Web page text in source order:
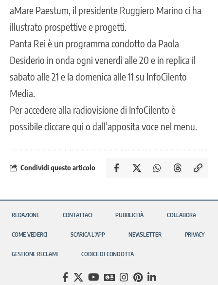
aMare Paestum, il presidente Ruggiero Marino ci ha
illustrato prospettive e progetti.
Panta Rei è un programma condotto da Paola
Desiderio in onda ogni venerdì alle 20 e in replica il
sabato alle 21 e la domenica alle 11 su InfoCilento
Media.
Per accedere alla radiovisione di InfoCilento è
possibilecliccare qui o dall’apposita voce nel menu.
Condividi questo articolo
REDAZIONE CONTATTACI PUBBLICITÀ COLLABORA
COME VEDERCI SCARICA L’APP NEWSLETTER PRIVACY
GESTIONE RECLAMI CODICE DI CONDOTTA